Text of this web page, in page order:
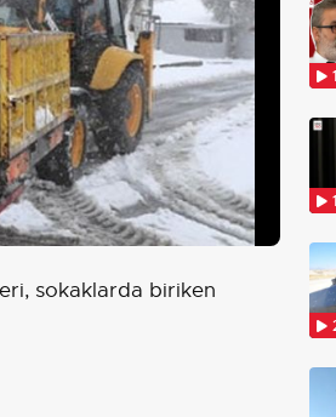
sokaklarda biriken